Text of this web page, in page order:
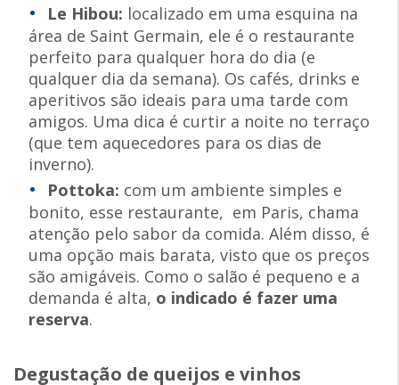
Le Hibou: localizado em uma esquina na
área de Saint Germain, ele é o restaurante
perfeito para qualquer hora do dia (e
qualquer dia da semana). Os cafés, drinks e
aperitivos são ideais para uma tarde com
amigos. Uma dica é curtir a noite no terraço
(que tem aquecedores para os dias de
inverno).
Pottoka: com um ambiente simples e
bonito, esse restaurante, em Paris, chama
atenção pelo sabor da comida. Além disso, é
uma opção mais barata, visto que os preços
são amigáveis. Como o salão é pequeno e a
demanda é alta, o indicado é fazer uma
reserva.
Degustação de queijos e vinhos